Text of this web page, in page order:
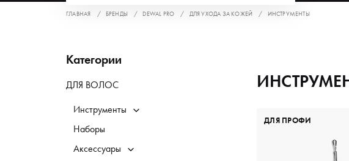
ГЛАВНАЯ БРЕНДЫ DEWAL PRO ДЛЯ УХОДА ЗА КОЖЕЙ ИНСТРУМЕНТЫ
Категории
ДЛЯ ВОЛОС
Инструменты
Наборы
Аксессуары
ДЛЯ ПРОФИ